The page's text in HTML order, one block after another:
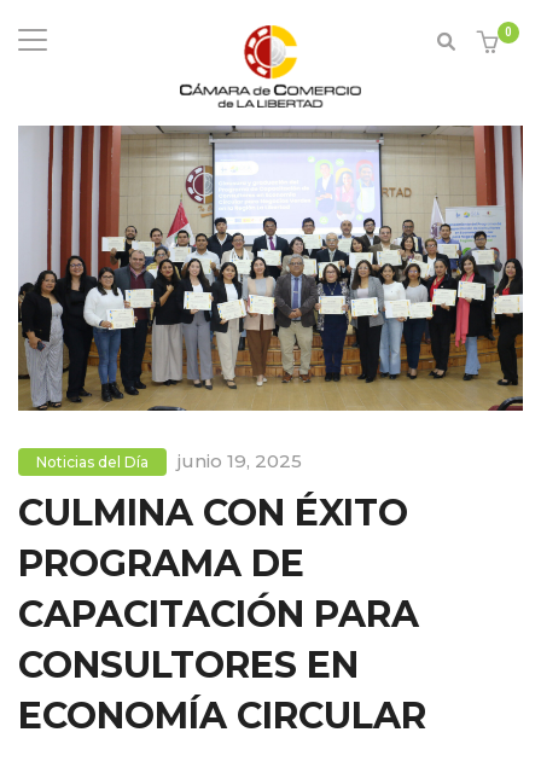
0
Noticias del Día junio 19, 2025
CULMINA CON ÉXITO
PROGRAMA DE
CAPACITACIÓN PARA
CONSULTORES EN
ECONOMÍA CIRCULAR